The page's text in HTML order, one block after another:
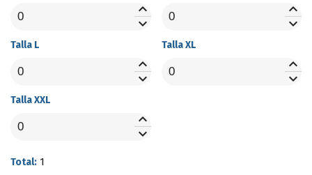
keyboard_arrow_up
keyboard_arrow_down
keyboard_arrow_up
keyboard_arrow_down
Talla L
keyboard_arrow_up
keyboard_arrow_down
Talla XL
keyboard_arrow_up
keyboard_arrow_down
Talla XXL
keyboard_arrow_up
keyboard_arrow_down
Total: 1